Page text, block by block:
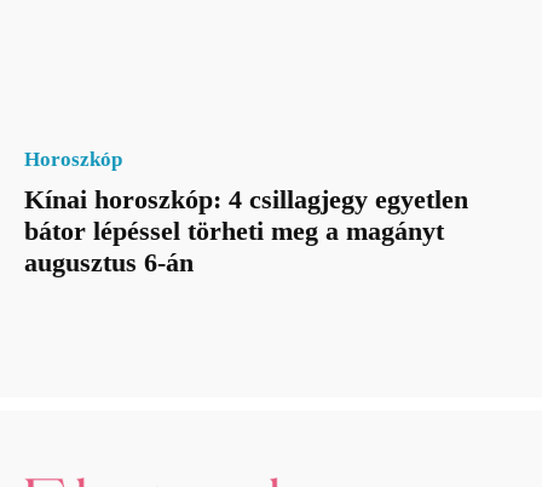
Horoszkóp
Kínai horoszkóp: 4 csillagjegy egyetlen
bátor lépéssel törheti meg a magányt
augusztus 6-án